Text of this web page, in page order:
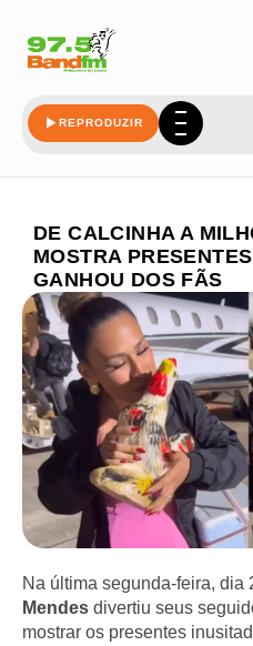
REPRODUZIR
DE CALCINHA A
MOSTRA
GANHOU DOS FÃS
Na última segunda-feira, dia
Mendes divertiu seus
mostrar os presentes